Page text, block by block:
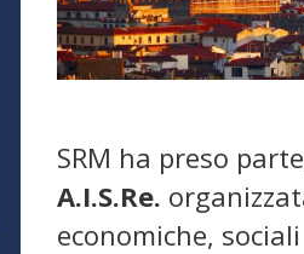
SRM ha preso
A.I.S.Re.
economiche,